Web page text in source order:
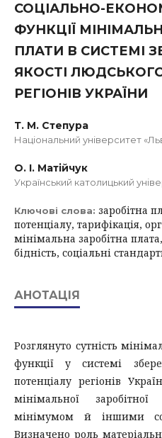
СОЦІАЛЬНО-
ФУНКЦІЇ
ПЛАТИ В СИСТЕМІ
ЯКОСТІ
РЕГІОНІВ УКРАЇНИ
Т. М. Степура
Національний університет
О. І. Матійчук
Український католицький
Ключові слова: заробітна
потенціалу, тарифікація,
мінімальна заробітна
бідність, соціальні
АНОТАЦІЯ
Розглянуто сутність
функції у системі
потенціалу регіонів
мінімальної
мінімумом й іншими
Визначено роль